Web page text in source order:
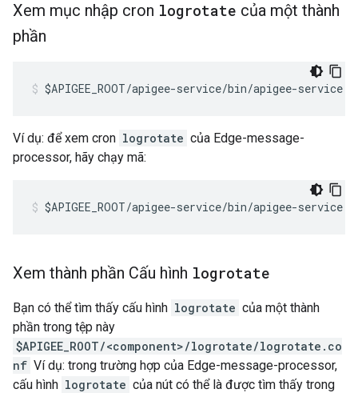
Xem mục nhập cron logrotate của một thành
phần
$APIGEE_ROOT/apigee-service/bin/apigee-service
Ví dụ: để xem cron logrotate của Edge-message-
processor, hãy chạy mã:
$APIGEE_ROOT/apigee-service/bin/apigee-service
Xem thành phần Cấu hình logrotate
Bạn có thể tìm thấy cấu hình logrotate của một thành
phần trong tệp này
$APIGEE_ROOT/<component>/logrotate/logrotate.co
nf Ví dụ: trong trường hợp của Edge-message-processor,
cấu hình logrotate của nút có thể là được tìm thấy trong